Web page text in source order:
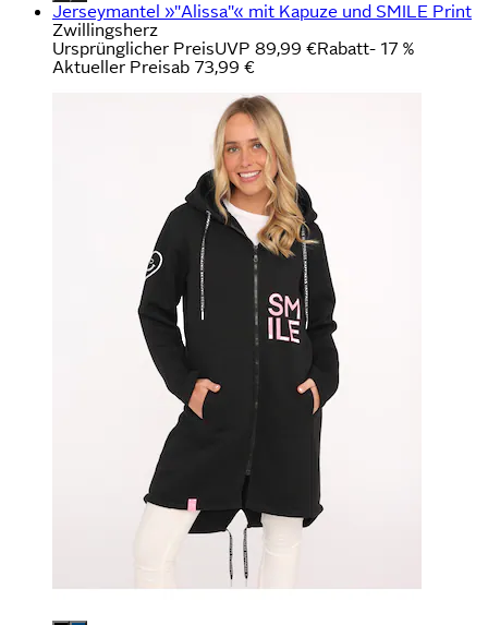
Jerseymantel »"Alissa"« mit Kapuze und SMILE Print
Zwillingsherz
Ursprünglicher PreisUVP 89,99 €Rabatt- 17 %
Aktueller Preisab 73,99 €